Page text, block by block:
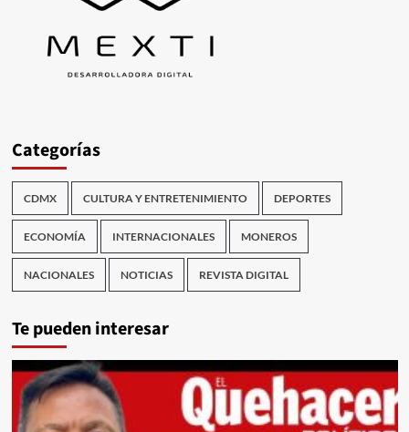
Categorías
CDMX CULTURA Y ENTRETENIMIENTO DEPORTES
ECONOMÍA INTERNACIONALES MONEROS
NACIONALES NOTICIAS REVISTA DIGITAL
Te pueden interesar